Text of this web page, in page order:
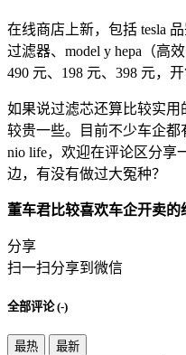
在线商店上新，包括 tesla 品
过滤器、model y hepa（高
490 元、198 元、398 元，
如果说过滤芯还算比较实
较贵一些。目前不少车企
nio life，欢迎在评论区分享
边，有没有做过大冤种？
董车君比较喜欢车企开卖的
分享
扫一扫分享到微信
全部评论 (-)
最热 最新